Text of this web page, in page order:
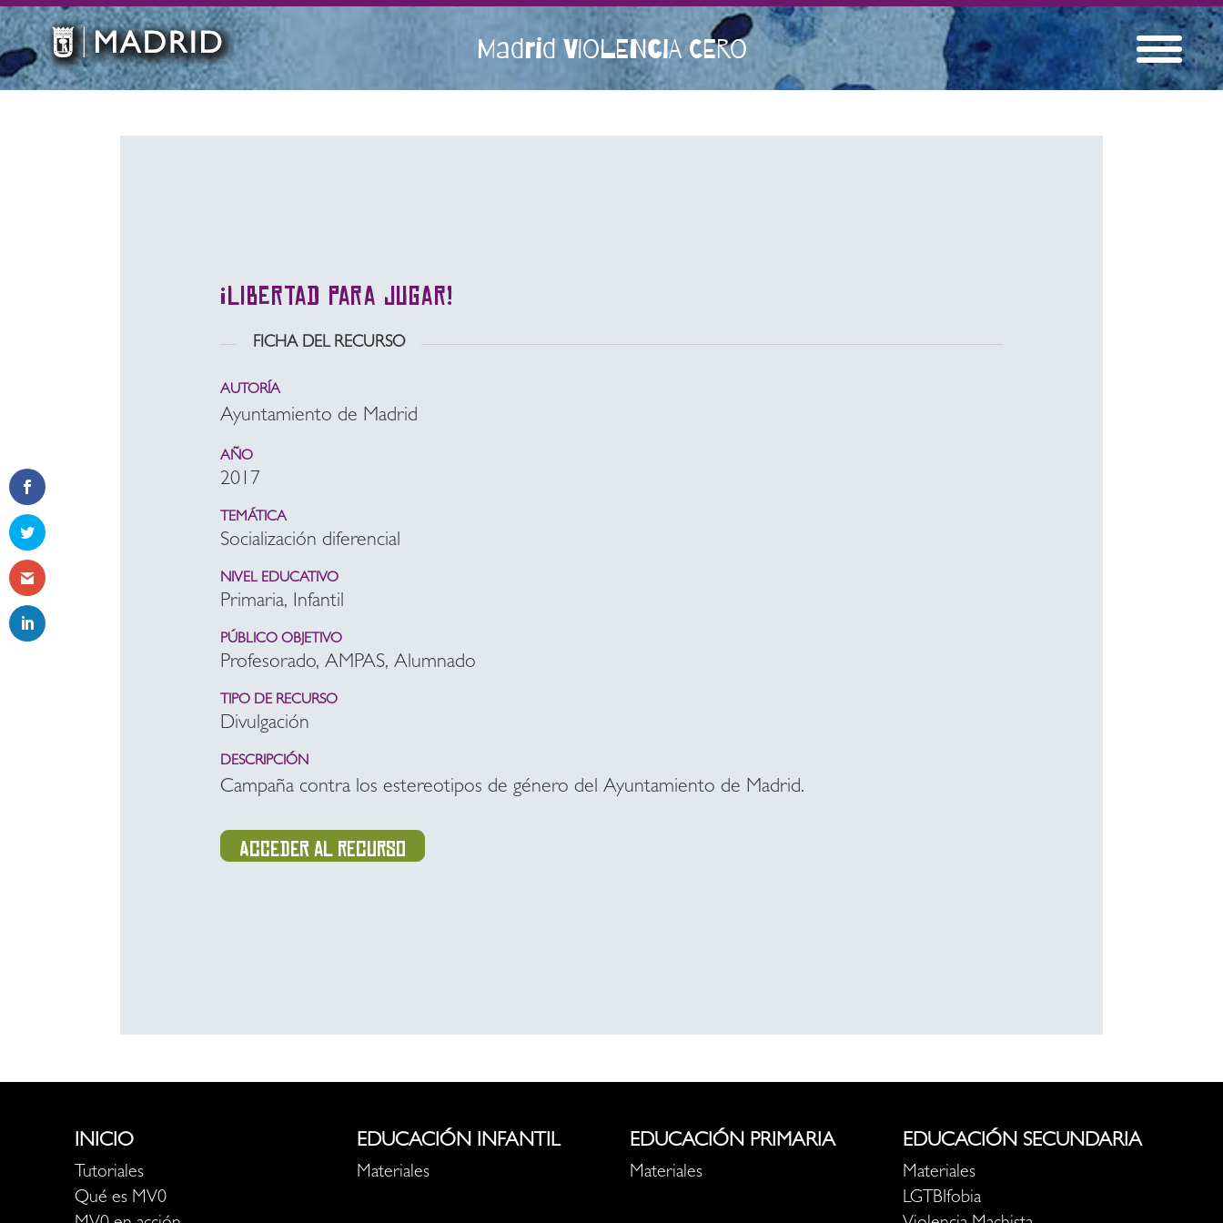
Madrid VIOLENCIA CERO
¡Libertad para jugar!
FICHA DEL RECURSO
AUTORÍA
Ayuntamiento de Madrid
AÑO
2017
TEMÁTICA
Socialización diferencial
NIVEL EDUCATIVO
Primaria, Infantil
PÚBLICO OBJETIVO
Profesorado, AMPAS, Alumnado
TIPO DE RECURSO
Divulgación
DESCRIPCIÓN
Campaña contra los estereotipos de género del Ayuntamiento de Madrid.
Acceder al recurso
INICIO
Tutoriales
Qué es MV0
EDUCACIÓN INFANTIL
Materiales
EDUCACIÓN PRIMARIA
Materiales
EDUCACIÓN SECUNDARIA
Materiales
LGTBIfobia